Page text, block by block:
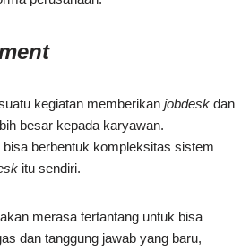
kegiatan memberikan jobdesk dan
besar kepada karyawan.
bisa berbentuk kompleksitas sistem
itu sendiri.
merasa tertantang untuk bisa
dan tanggung jawab yang baru,